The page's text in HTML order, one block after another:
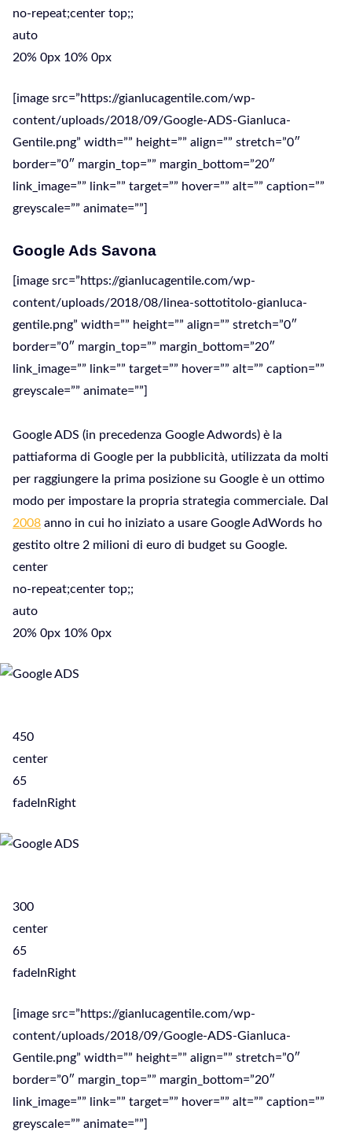
no-repeat;center top;;
auto
20% 0px 10% 0px
[image src=”https://gianlucagentile.com/wp-
content/uploads/2018/09/Google-ADS-Gianluca-
Gentile.png” width=”” height=”” align=”” stretch=”0″
border=”0″ margin_top=”” margin_bottom=”20″
link_image=”” link=”” target=”” hover=”” alt=”” caption=””
greyscale=”” animate=””]
Google Ads Savona
[image src=”https://gianlucagentile.com/wp-
content/uploads/2018/08/linea-sottotitolo-gianluca-
gentile.png” width=”” height=”” align=”” stretch=”0″
border=”0″ margin_top=”” margin_bottom=”20″
link_image=”” link=”” target=”” hover=”” alt=”” caption=””
greyscale=”” animate=””]
Google ADS (in precedenza Google Adwords) è la
pattiaforma di Google per la pubblicità, utilizzata da molti
per raggiungere la prima posizione su Google è un ottimo
modo per impostare la propria strategia commerciale. Dal
2008 anno in cui ho iniziato a usare Google AdWords ho
gestito oltre 2 milioni di euro di budget su Google.
center
no-repeat;center top;;
auto
20% 0px 10% 0px
450
center
65
fadeInRight
300
center
65
fadeInRight
[image src=”https://gianlucagentile.com/wp-
content/uploads/2018/09/Google-ADS-Gianluca-
Gentile.png” width=”” height=”” align=”” stretch=”0″
border=”0″ margin_top=”” margin_bottom=”20″
link_image=”” link=”” target=”” hover=”” alt=”” caption=””
greyscale=”” animate=””]